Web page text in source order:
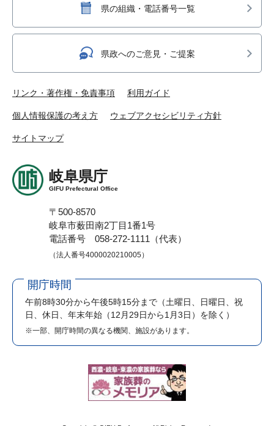
県の組織・電話番号一覧
県政へのご意見・ご提案
リンク・著作権・免責事項 利用ガイド
個人情報保護の考え方 ウェブアクセシビリティ方針
サイトマップ
岐阜県庁
GIFU Prefectural Office
〒500-8570
岐阜市薮田南2丁目1番1号
電話番号 058-272-1111（代表）
（法人番号4000020210005）
開庁時間
午前8時30分から午後5時15分まで （土曜日、日曜日、祝
日、休日、年末年始（12月29日から1月3日）を除く）
※一部、開庁時間の異なる機関、施設があります。